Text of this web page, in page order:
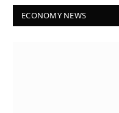
ECONOMY NEWS